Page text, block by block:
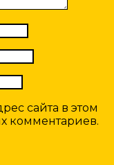
сайта в этом
комментариев.